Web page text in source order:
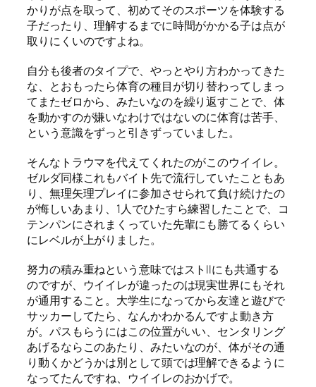
かりが点を取って、初めてそのスポーツを体験する
子だったり、理解するまでに時間がかかる子は点が
取りにくいのですよね。
自分も後者のタイプで、やっとやり方わかってきた
な、とおもったら体育の種目が切り替わってしまっ
てまたゼロから、みたいなのを繰り返すことで、体
を動かすのが嫌いなわけではないのに体育は苦手、
という意識をずっと引きずっていました。
そんなトラウマを代えてくれたのがこのウイイレ。
ゼルダ同様これもバイト先で流行していたこともあ
り、無理矢理プレイに参加させられて負け続けたの
が悔しいあまり、1人でひたすら練習したことで、コ
テンパンにされまくっていた先輩にも勝てるくらい
にレベルが上がりました。
努力の積み重ねという意味ではストIIにも共通する
のですが、ウイイレが違ったのは現実世界にもそれ
が通用すること。大学生になってから友達と遊びで
サッカーしてたら、なんかわかるんですよ動き方
が。パスもらうにはこの位置がいい、センタリング
あげるならこのあたり、みたいなのが、体がその通
り動くかどうかは別として頭では理解できるように
なってたんですね、ウイイレのおかげで。